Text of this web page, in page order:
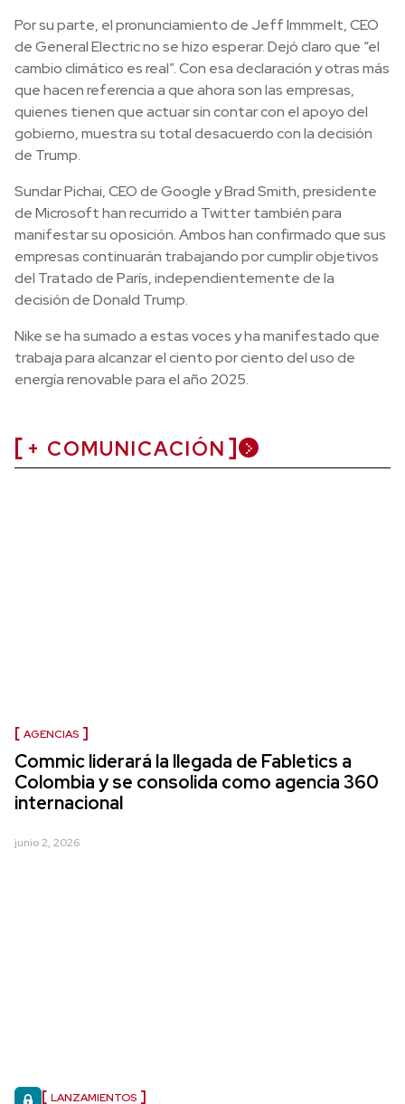
Por su parte, el pronunciamiento de Jeff Immmelt, CEO
de General Electric no se hizo esperar. Dejó claro que “el
cambio climático es real”. Con esa declaración y otras más
que hacen referencia a que ahora son las empresas,
quienes tienen que actuar sin contar con el apoyo del
gobierno, muestra su total desacuerdo con la decisión
de Trump.
Sundar Pichai, CEO de Google y Brad Smith, presidente
de Microsoft han recurrido a Twitter también para
manifestar su oposición. Ambos han confirmado que sus
empresas continuarán trabajando por cumplir objetivos
del Tratado de París, independientemente de la
decisión de Donald Trump.
Nike se ha sumado a estas voces y ha manifestado que
trabaja para alcanzar el ciento por ciento del uso de
energía renovable para el año 2025.
+ COMUNICACIÓN
AGENCIAS
Commic liderará la llegada de Fabletics a
Colombia y se consolida como agencia 360
internacional
junio 2, 2026
LANZAMIENTOS